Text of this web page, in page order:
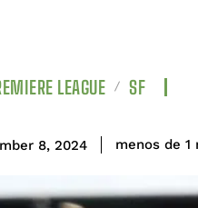
LEAGUE SF
8, 2024 menos de 1